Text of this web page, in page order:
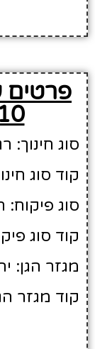
פרטים
10 -חניכי הישיבות
סוג חינוך:
קוד סוג
סוג פיקוח:
קוד סוג
מגזר הגן:
קוד מגזר